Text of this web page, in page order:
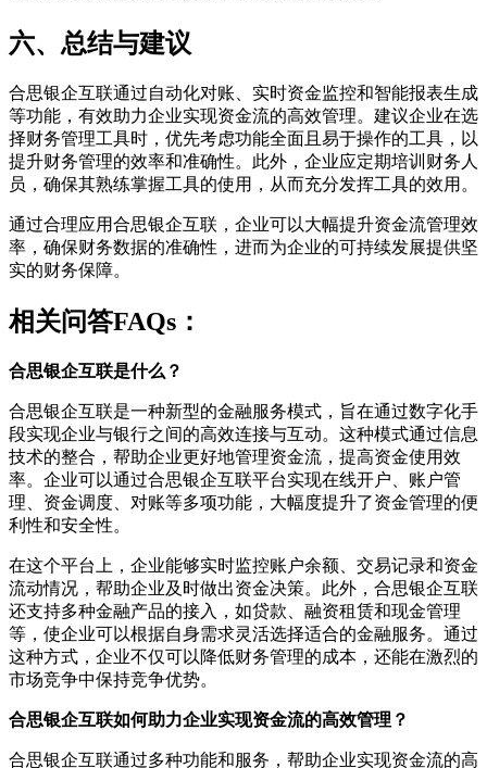
六、总结与建议
合思银企互联通过自动化对账、实时资金监控和智能报表生成
等功能，有效助力企业实现资金流的高效管理。建议企业在选
择财务管理工具时，优先考虑功能全面且易于操作的工具，以
提升财务管理的效率和准确性。此外，企业应定期培训财务人
员，确保其熟练掌握工具的使用，从而充分发挥工具的效用。
通过合理应用合思银企互联，企业可以大幅提升资金流管理效
率，确保财务数据的准确性，进而为企业的可持续发展提供坚
实的财务保障。
相关问答FAQs：
合思银企互联是什么？
合思银企互联是一种新型的金融服务模式，旨在通过数字化手
段实现企业与银行之间的高效连接与互动。这种模式通过信息
技术的整合，帮助企业更好地管理资金流，提高资金使用效
率。企业可以通过合思银企互联平台实现在线开户、账户管
理、资金调度、对账等多项功能，大幅度提升了资金管理的便
利性和安全性。
在这个平台上，企业能够实时监控账户余额、交易记录和资金
流动情况，帮助企业及时做出资金决策。此外，合思银企互联
还支持多种金融产品的接入，如贷款、融资租赁和现金管理
等，使企业可以根据自身需求灵活选择适合的金融服务。通过
这种方式，企业不仅可以降低财务管理的成本，还能在激烈的
市场竞争中保持竞争优势。
合思银企互联如何助力企业实现资金流的高效管理？
合思银企互联通过多种功能和服务，帮助企业实现资金流的高